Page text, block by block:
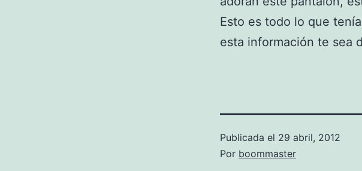
Esto es todo lo que
esta información te sea
Publicada el 29 abril, 2012
Por boommaster